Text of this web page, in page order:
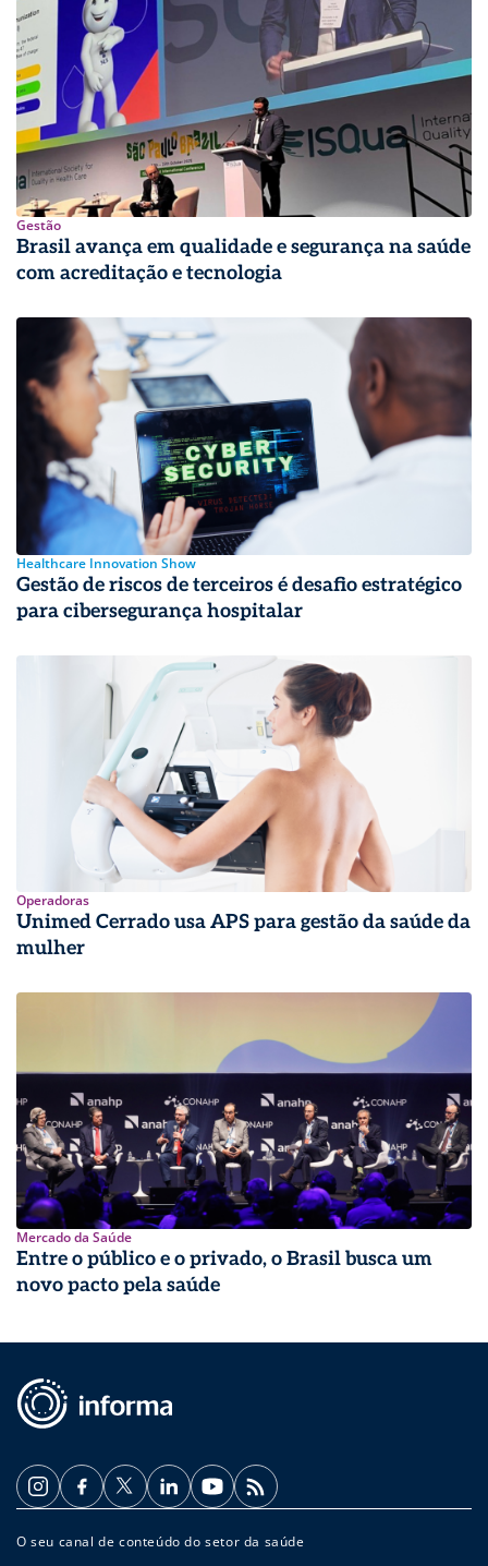
Gestão
Brasil avança em qualidade e segurança na saúde
com acreditação e tecnologia
Healthcare Innovation Show
Gestão de riscos de terceiros é desafio estratégico
para cibersegurança hospitalar
Operadoras
Unimed Cerrado usa APS para gestão da saúde da
mulher
Mercado da Saúde
Entre o público e o privado, o Brasil busca um
novo pacto pela saúde
O seu canal de conteúdo do setor da saúde